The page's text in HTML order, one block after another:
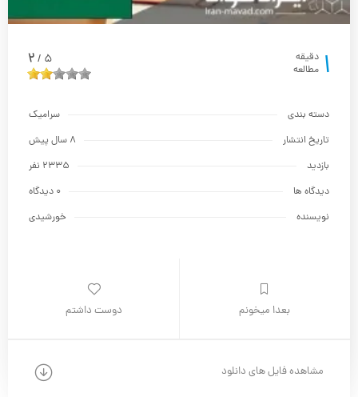
1 دقیقه
مطالعه
5
/
2
دسته بندی
سراميك
تاریخ انتشار
8 سال پیش
بازدید
2335 نفر
دیدگاه ها
0 دیدگاه
نویسنده
خورشیدی
بعدا میخونم دوست داشتم
مشاهده فایل های دانلود